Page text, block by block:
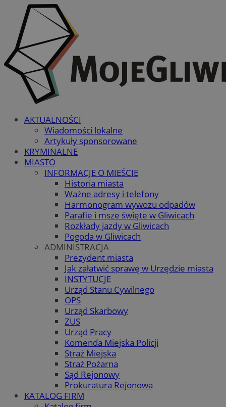
AKTUALNOŚCI
Wiadomości lokalne
Artykuły sponsorowane
KRYMINALNE
MIASTO
INFORMACJE O MIEŚCIE
Historia miasta
Ważne adresy i telefony
Harmonogram wywozu odpadów
Parafie i msze święte w Gliwicach
Rozkłady jazdy w Gliwicach
Pogoda w Gliwicach
ADMINISTRACJA
Prezydent miasta
Jak załatwić sprawę w Urzędzie miasta
INSTYTUCJE
Urząd Stanu Cywilnego
OPS
Urząd Skarbowy
ZUS
Urząd Pracy
Komenda Miejska Policji
Straż Miejska
Straż Pożarna
Sąd Rejonowy
Prokuratura Rejonowa
KATALOG FIRM